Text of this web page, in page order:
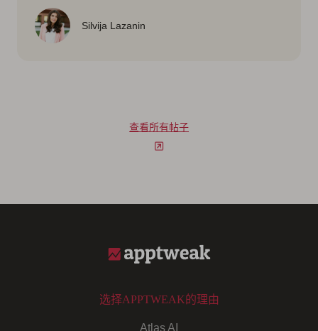
Silvija Lazanin
查看所有帖子
选择APPTWEAK的理由
Atlas AI